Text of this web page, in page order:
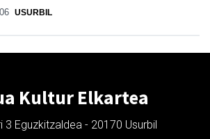
USURBIL
Kultur Elkartea
3 Eguzkitzaldea - 20170 Usurbil